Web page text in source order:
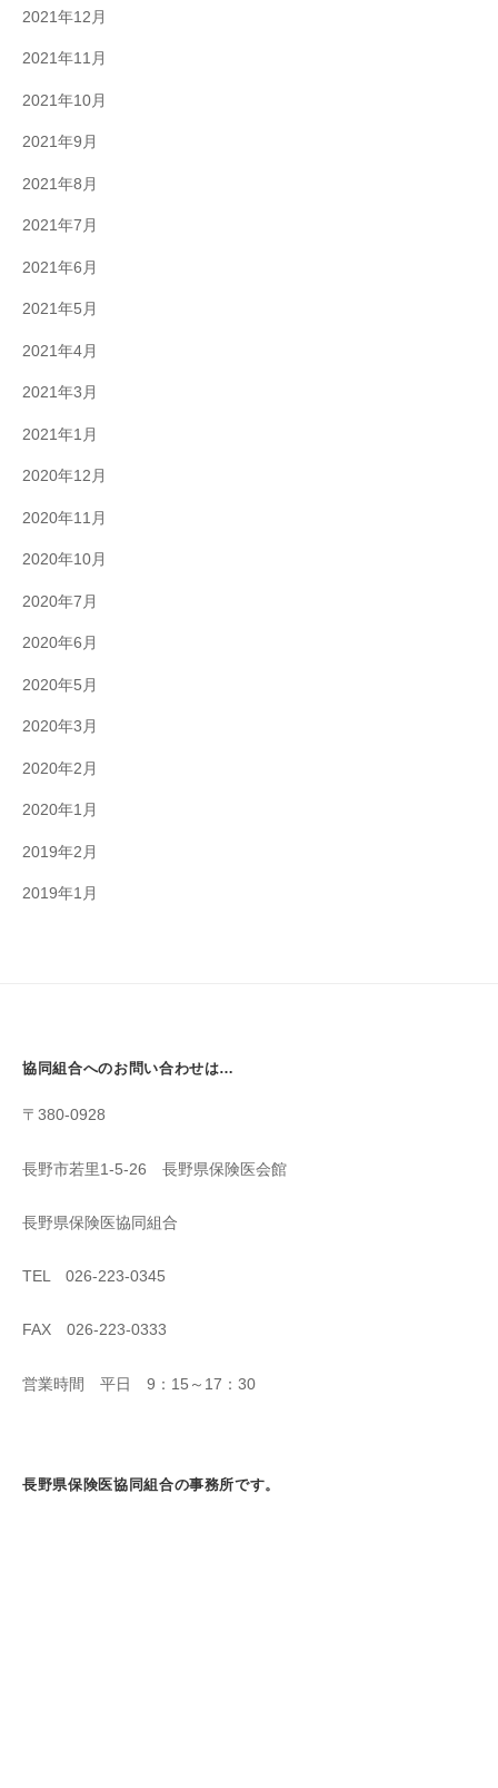
2021年12月
2021年11月
2021年10月
2021年9月
2021年8月
2021年7月
2021年6月
2021年5月
2021年4月
2021年3月
2021年1月
2020年12月
2020年11月
2020年10月
2020年7月
2020年6月
2020年5月
2020年3月
2020年2月
2020年1月
2019年2月
2019年1月
協同組合へのお問い合わせは…
〒380-0928
長野市若里1-5-26 長野県保険医会館
長野県保険医協同組合
TEL 026-223-0345
FAX 026-223-0333
営業時間 平日 9：15～17：30
長野県保険医協同組合の事務所です。